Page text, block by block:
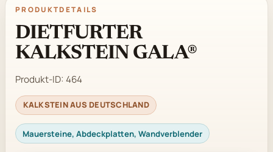
PRODUKTDETAILS
DIETFURTER
KALKSTEIN GALA®
Produkt-ID: 464
KALKSTEIN AUS DEUTSCHLAND
Mauersteine, Abdeckplatten, Wandverblender